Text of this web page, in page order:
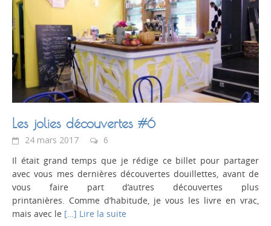
Les jolies découvertes #6
24 mars 2017
6
Il était grand temps que je rédige ce billet pour partager
avec vous mes dernières découvertes douillettes, avant de
vous faire part d’autres découvertes plus
printanières. Comme d’habitude, je vous les livre en vrac,
mais avec le […] Lire la suite